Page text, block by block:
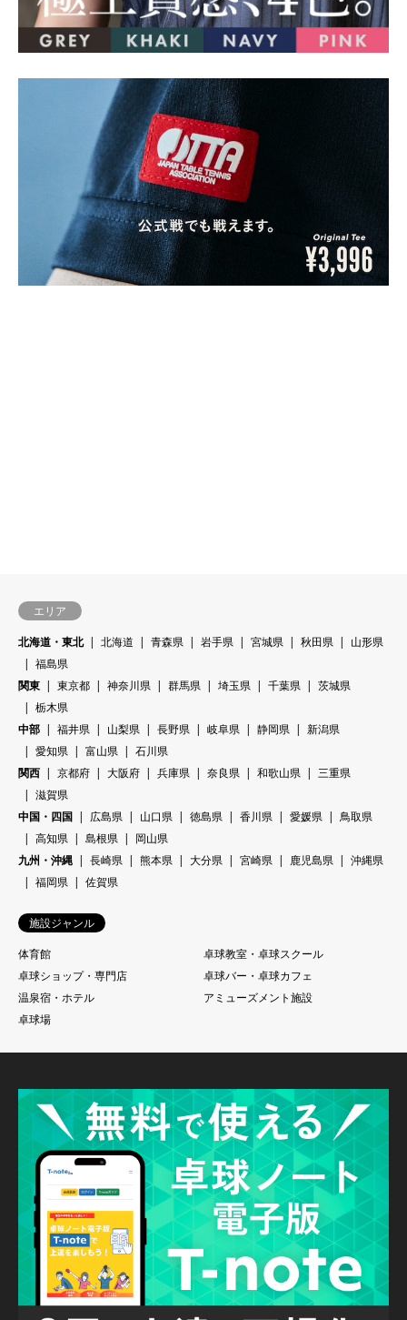
エリア
北海道・東北
北海道 青森県 岩手県 宮城県 秋田県
山形県
福島県
関東
東京都 神奈川県 群馬県 埼玉県 千葉県
茨城県
栃木県
中部
福井県 山梨県 長野県 岐阜県 静岡県
新潟県
愛知県
富山県
石川県
関西
京都府 大阪府 兵庫県 奈良県 和歌山県
三重県
滋賀県
中国・四国
広島県 山口県 徳島県 香川県 愛媛県
鳥取県
高知県
島根県
岡山県
九州・沖縄
長崎県 熊本県 大分県 宮崎県 鹿児島県
沖縄県
福岡県
佐賀県
施設ジャンル
体育館
卓球教室・卓球スクール
卓球ショップ・専門店
卓球バー・卓球カフェ
温泉宿・ホテル
アミューズメント施設
卓球場